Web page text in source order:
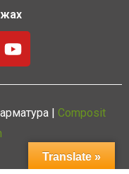
Y
o
u
t
u | Composit
Translate »